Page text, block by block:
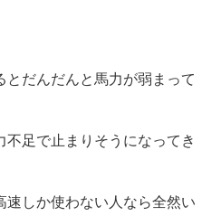
とだんだんと馬力が弱まって
足で止まりそうになってき
速しか使わない人なら全然い